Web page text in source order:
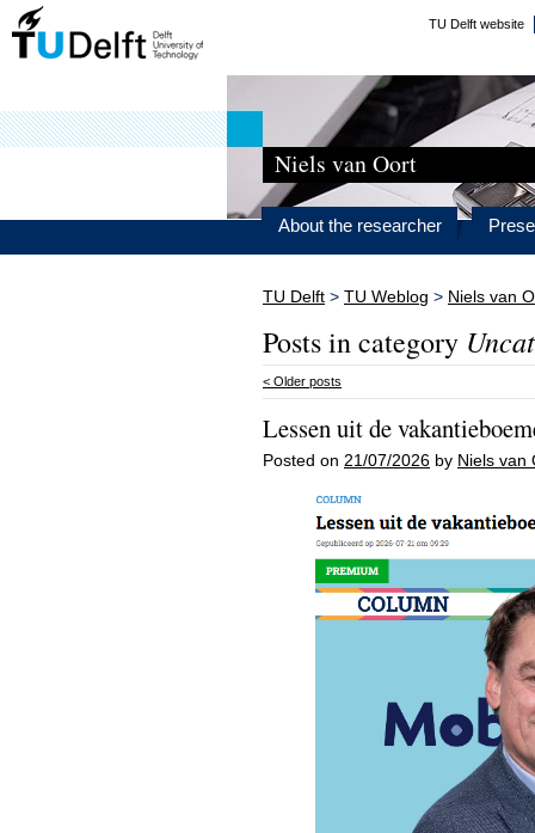
TU Delft website
Niels van Oort
About the researcher
TU Delft > TU Weblog > Niels van
Posts in category
< Older posts
Lessen uit de
Posted on 21/07/2026 by Niels van